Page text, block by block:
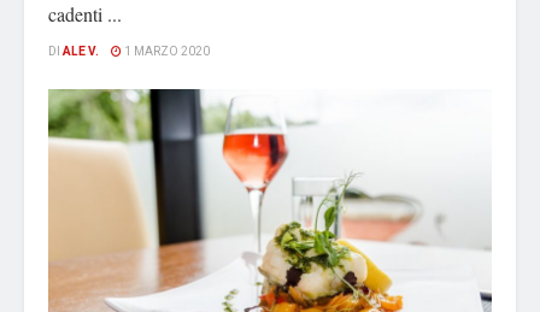
cadenti ...
DI ALE V. 1 MARZO 2020